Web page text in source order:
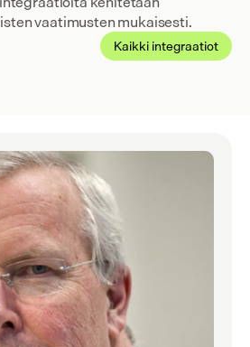
Kaikki integraatiot
vaatimusten mukaisesti.